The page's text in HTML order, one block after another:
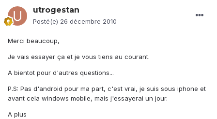
utrogestan
Posté(e) 26 décembre 2010
Merci beaucoup,
Je vais essayer ça et je vous tiens au courant.
A bientot pour d'autres questions...
P.S: Pas d'android pour ma part, c'est vrai, je suis sous iphone et
avant cela windows mobile, mais j'essayerai un jour.
A plus